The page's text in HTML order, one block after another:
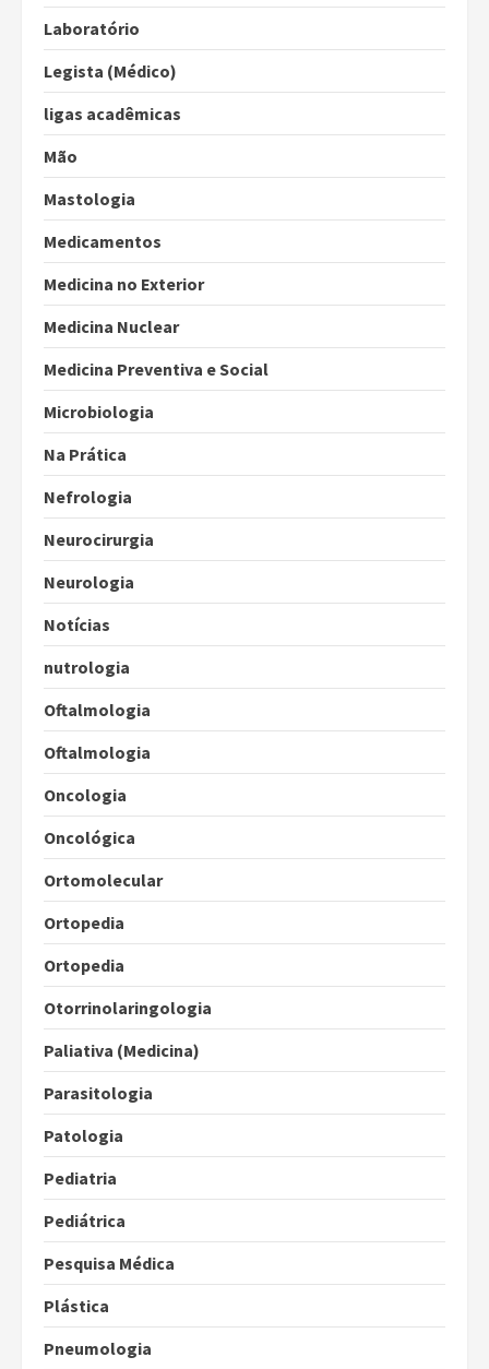
Laboratório
Legista (Médico)
ligas acadêmicas
Mão
Mastologia
Medicamentos
Medicina no Exterior
Medicina Nuclear
Medicina Preventiva e Social
Microbiologia
Na Prática
Nefrologia
Neurocirurgia
Neurologia
Notícias
nutrologia
Oftalmologia
Oftalmologia
Oncologia
Oncológica
Ortomolecular
Ortopedia
Ortopedia
Otorrinolaringologia
Paliativa (Medicina)
Parasitologia
Patologia
Pediatria
Pediátrica
Pesquisa Médica
Plástica
Pneumologia